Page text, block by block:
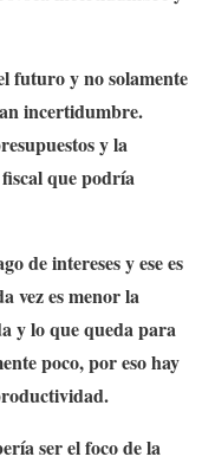
futuro y no solamente
incertidumbre.
y la
que podría
de intereses y ese es
vez es menor la
y lo que queda para
poco, por eso hay
ser el foco de la